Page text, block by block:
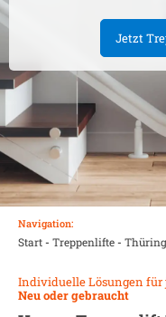
Jetzt
Navigation:
Start- Treppenlifte-
Individuelle Lösungen für
Neu oder gebraucht